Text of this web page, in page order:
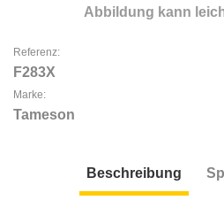
Abbildung kann
Referenz:
F283X
Marke:
Tameson
Beschreibung